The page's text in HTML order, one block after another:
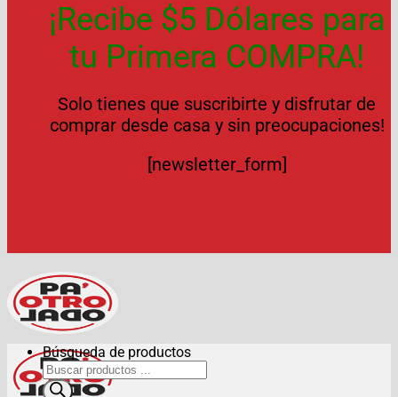
¡Recibe $5 Dólares para
tu Primera COMPRA!
Solo tienes que suscribirte y disfrutar de
comprar desde casa y sin preocupaciones!
[newsletter_form]
Búsqueda de productos